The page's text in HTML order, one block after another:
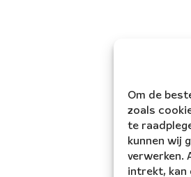
Om de
zoals
te
kunnen wij
verwerken.
intrekt, kan